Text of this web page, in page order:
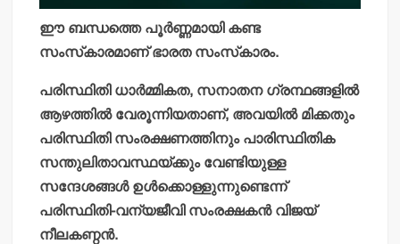
ഈ ബന്ധത്തെ പൂര്‍ണ്ണമായി കണ്ട
സംസ്‌കാരമാണ് ഭാരത സംസ്‌കാരം.
പരിസ്ഥിതി ധാര്‍മ്മികത, സനാതന ഗ്രന്ഥങ്ങളില്‍
ആഴത്തില്‍ വേരൂന്നിയതാണ്, അവയില്‍ മിക്കതും
പരിസ്ഥിതി സംരക്ഷണത്തിനും പാരിസ്ഥിതിക
സന്തുലിതാവസ്ഥയ്ക്കും വേണ്ടിയുള്ള
സന്ദേശങ്ങള്‍ ഉള്‍ക്കൊള്ളുന്നുണ്ടെന്ന്
പരിസ്ഥിതി-വന്യജീവി സംരക്ഷകന്‍ വിജയ്
നീലകണ്ഠന്‍.